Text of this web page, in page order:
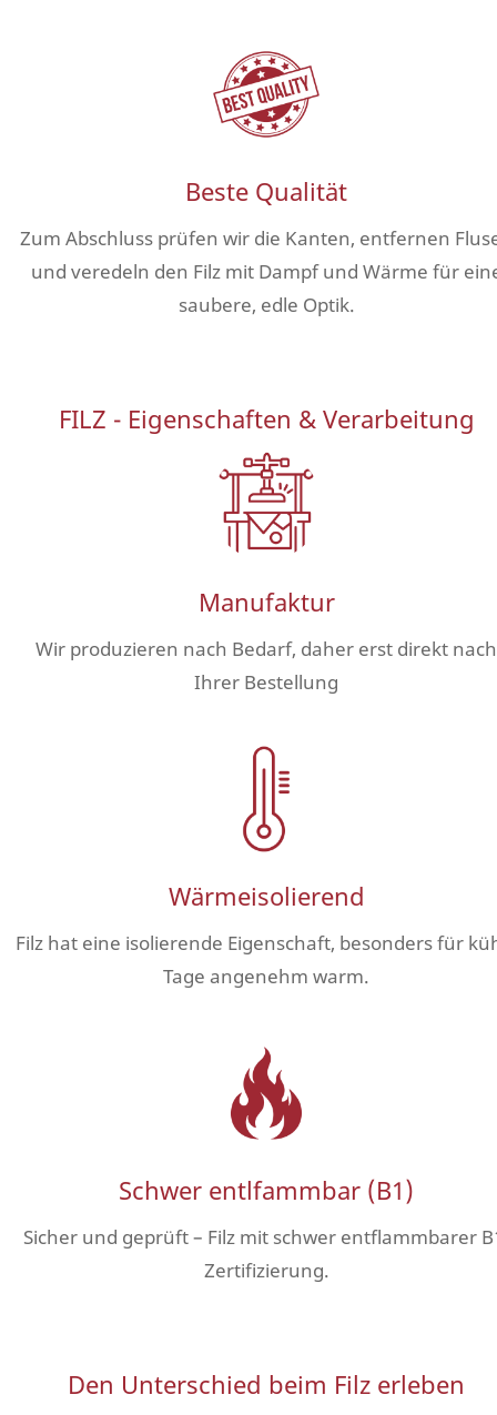
Beste Qualität
Zum Abschluss prüfen wir die Kanten, entfernen
und veredeln den Filz mit Dampf und Wärme für
saubere, edle Optik.
FILZ - Eigenschaften & Verarbeitung
Manufaktur
Wir produzieren nach Bedarf, daher erst direkt nach
Ihrer Bestellung
Wärmeisolierend
Filz hat eine isolierende Eigenschaft, besonders für
Tage angenehm warm.
Schwer entlfammbar (B1)
Sicher und geprüft – Filz mit schwer entflammbarer
Zertifizierung.
Den Unterschied beim Filz erleben